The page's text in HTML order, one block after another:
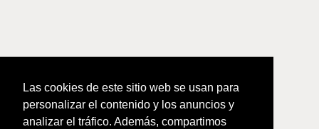
Las cookies de este sitio web se usan para
personalizar el contenido y los anuncios y
analizar el tráfico. Además, compartimos